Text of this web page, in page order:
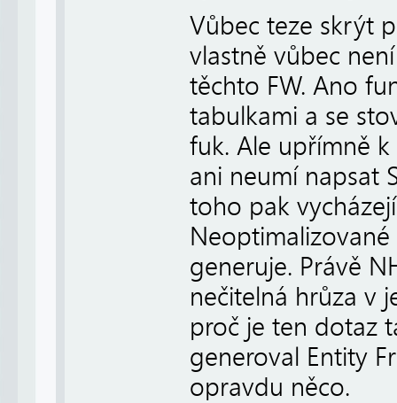
Vůbec teze skrýt
vlastně vůbec
těchto FW. Ano
tabulkami a se
fuk. Ale upřímně
ani neumí napsat
toho pak
generuje. Právě
nečitelná hrůza v
proč je ten dotaz
generoval Entity
opravdu něco.